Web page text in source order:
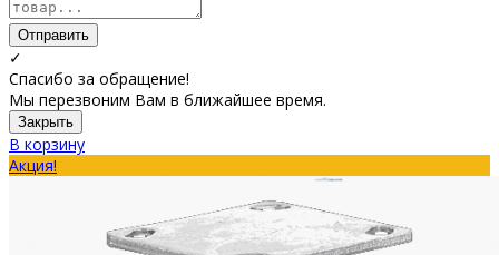
Отправить
✓
Спасибо за обращение!
Мы перезвоним Вам в ближайшее время.
Закрыть
В корзину
Акция!